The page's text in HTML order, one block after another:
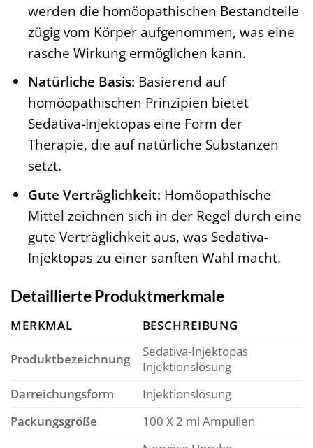
werden die homöopathischen Bestandteile
zügig vom Körper aufgenommen, was eine
rasche Wirkung ermöglichen kann.
Natürliche Basis: Basierend auf
homöopathischen Prinzipien bietet
Sedativa-Injektopas eine Form der
Therapie, die auf natürliche Substanzen
setzt.
Gute Verträglichkeit: Homöopathische
Mittel zeichnen sich in der Regel durch eine
gute Verträglichkeit aus, was Sedativa-
Injektopas zu einer sanften Wahl macht.
Detaillierte Produktmerkmale
MERKMAL BESCHREIBUNG
Produktbezeichnung
Sedativa-Injektopas
Injektionslösung
Darreichungsform
Injektionslösung
Packungsgröße
100 X 2 ml Ampullen